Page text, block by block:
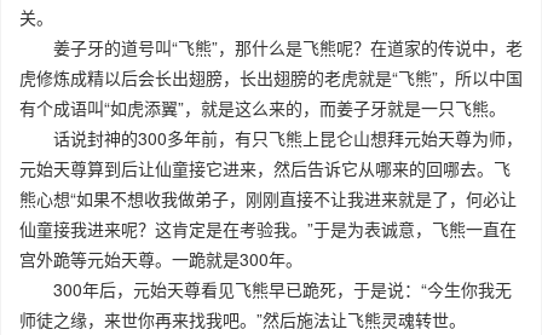
关。
姜子牙的道号叫“飞熊”，那什么是飞熊呢？在道家的传说中，老
虎修炼成精以后会长出翅膀，长出翅膀的老虎就是“飞熊”，所以中国
有个成语叫“如虎添翼”，就是这么来的，而姜子牙就是一只飞熊。
话说封神的300多年前，有只飞熊上昆仑山想拜元始天尊为师，
元始天尊算到后让仙童接它进来，然后告诉它从哪来的回哪去。飞
熊心想“如果不想收我做弟子，刚刚直接不让我进来就是了，何必让
仙童接我进来呢？这肯定是在考验我。”于是为表诚意，飞熊一直在
宫外跪等元始天尊。一跪就是300年。
300年后，元始天尊看见飞熊早已跪死，于是说：“今生你我无
师徒之缘，来世你再来找我吧。”然后施法让飞熊灵魂转世。